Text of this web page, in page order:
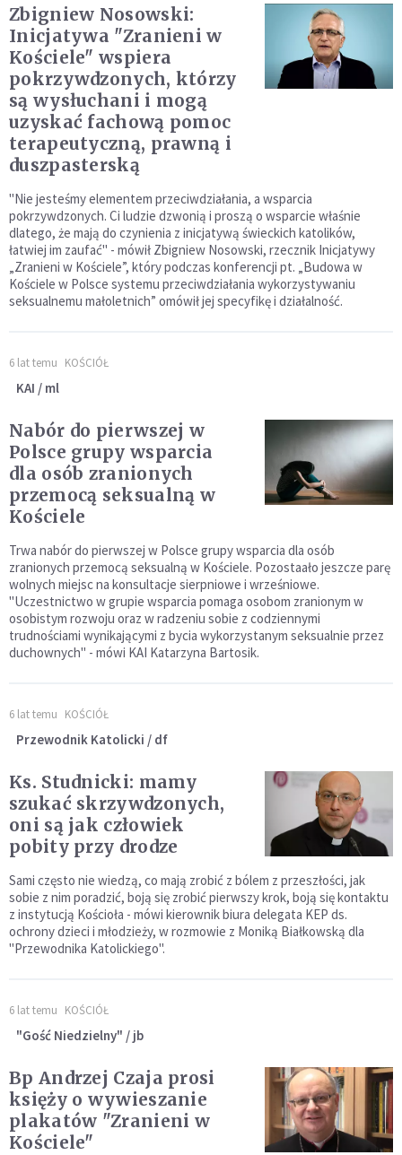
Zbigniew Nosowski:
Inicjatywa "Zranieni w
Kościele" wspiera
pokrzywdzonych, którzy
są wysłuchani i mogą
uzyskać fachową pomoc
terapeutyczną, prawną i
duszpasterską
"Nie jesteśmy elementem przeciwdziałania, a wsparcia
pokrzywdzonych. Ci ludzie dzwonią i proszą o wsparcie właśnie
dlatego, że mają do czynienia z inicjatywą świeckich katolików,
łatwiej im zaufać" - mówił Zbigniew Nosowski, rzecznik Inicjatywy
„Zranieni w Kościele”, który podczas konferencji pt. „Budowa w
Kościele w Polsce systemu przeciwdziałania wykorzystywaniu
seksualnemu małoletnich” omówił jej specyfikę i działalność.
6 lat temu KOŚCIÓŁ
KAI / ml
Nabór do pierwszej w
Polsce grupy wsparcia
dla osób zranionych
przemocą seksualną w
Kościele
Trwa nabór do pierwszej w Polsce grupy wsparcia dla osób
zranionych przemocą seksualną w Kościele. Pozostaało jeszcze parę
wolnych miejsc na konsultacje sierpniowe i wrześniowe.
"Uczestnictwo w grupie wsparcia pomaga osobom zranionym w
osobistym rozwoju oraz w radzeniu sobie z codziennymi
trudnościami wynikającymi z bycia wykorzystanym seksualnie przez
duchownych" - mówi KAI Katarzyna Bartosik.
6 lat temu KOŚCIÓŁ
Przewodnik Katolicki / df
Ks. Studnicki: mamy
szukać skrzywdzonych,
oni są jak człowiek
pobity przy drodze
Sami często nie wiedzą, co mają zrobić z bólem z przeszłości, jak
sobie z nim poradzić, boją się zrobić pierwszy krok, boją się kontaktu
z instytucją Kościoła - mówi kierownik biura delegata KEP ds.
ochrony dzieci i młodzieży, w rozmowie z Moniką Białkowską dla
"Przewodnika Katolickiego".
6 lat temu KOŚCIÓŁ
"Gość Niedzielny" / jb
Bp Andrzej Czaja prosi
księży o wywieszanie
plakatów "Zranieni w
Kościele"